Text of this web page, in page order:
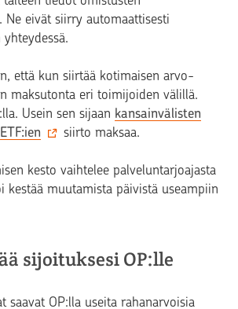
Ne eivät siirry automaattisesti
että kun siirtää kotimaisen arvo-
maksutonta eri toimijoiden välillä.
Usein sen sijaan kansainvälisten
ETF:ien siirto maksaa.
kesto vaihtelee palveluntarjoajasta
kestää muutamista päivistä useampiin
sijoituksesi OP:lle
saavat OP:lla useita rahanarvoisia